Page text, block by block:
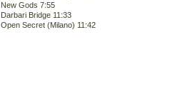
New Gods 7:55
Darbari Bridge 11:33
Open Secret (Milano) 11:42